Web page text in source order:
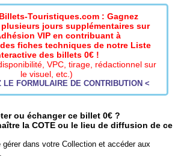
Touristiques.com : Gagnez
plusieurs jours supplémentaires sur
VIP en contribuant à
fiches techniques de notre Liste
des billets 0€ !
VPC, tirage, rédactionnel sur
le visuel, etc.)
FORMULAIRE DE CONTRIBUTION <
ou échanger ce billet 0€ ?
la COTE ou le lieu de diffusion de ce
gérer dans votre Collection et accéder aux